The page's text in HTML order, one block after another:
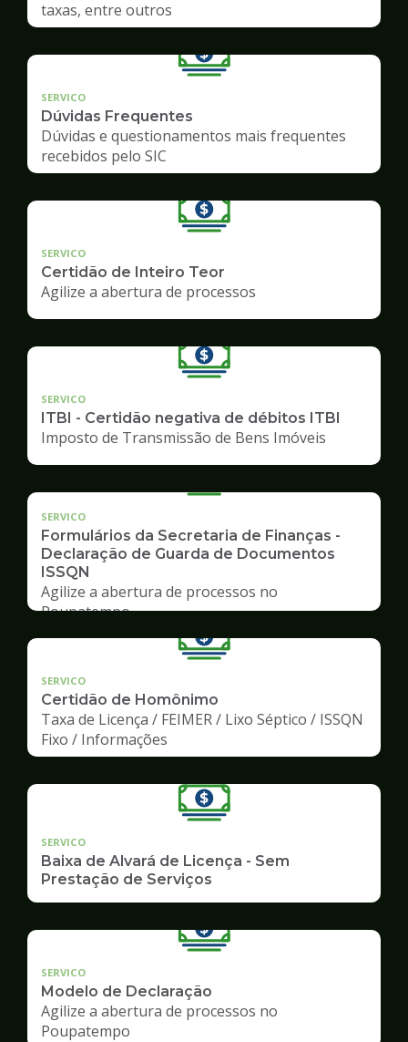
taxas, entre outros
SERVICO
Dúvidas Frequentes
Dúvidas e questionamentos mais frequentes
recebidos pelo SIC
SERVICO
Certidão de Inteiro Teor
Agilize a abertura de processos
SERVICO
ITBI - Certidão negativa de débitos ITBI
Imposto de Transmissão de Bens Imóveis
SERVICO
Formulários da Secretaria de Finanças -
Declaração de Guarda de Documentos
ISSQN
Agilize a abertura de processos no
Poupatempo
SERVICO
Certidão de Homônimo
Taxa de Licença / FEIMER / Lixo Séptico / ISSQN
Fixo / Informações
SERVICO
Baixa de Alvará de Licença - Sem
Prestação de Serviços
SERVICO
Modelo de Declaração
Agilize a abertura de processos no
Poupatempo